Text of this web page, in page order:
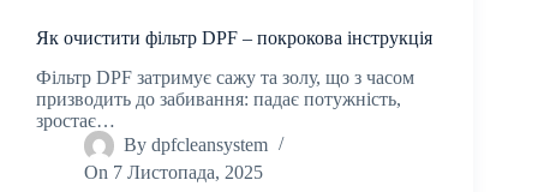
Як очистити фільтр DPF – покрокова інструкція
Фільтр DPF затримує сажу та золу, що з часом
призводить до забивання: падає потужність,
зростає…
By dpfcleansystem
On 7 Листопада, 2025